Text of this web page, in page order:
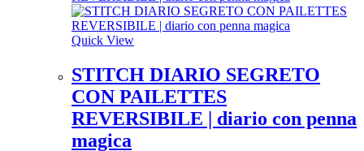
Quick View
STITCH DIARIO SEGRETO
CON PAILETTES
REVERSIBILE | diario con penna
magica